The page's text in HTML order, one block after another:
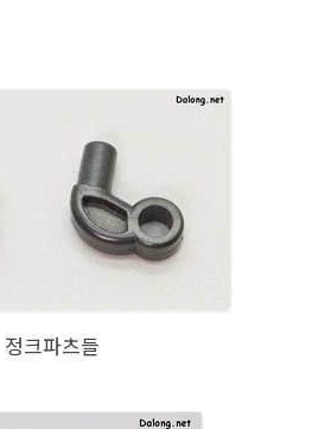
정크파츠들